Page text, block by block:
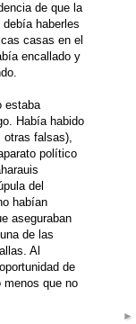
de que la
haberles
casas en el
encallado y
estaba
Había habido
otras falsas),
político
del
habían
aseguraban
de las
Al
de
que no
►